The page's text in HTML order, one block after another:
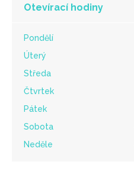
Otevírací hodiny
Pondělí
Úterý
Středa
Čtvrtek
Pátek
Sobota
Neděle